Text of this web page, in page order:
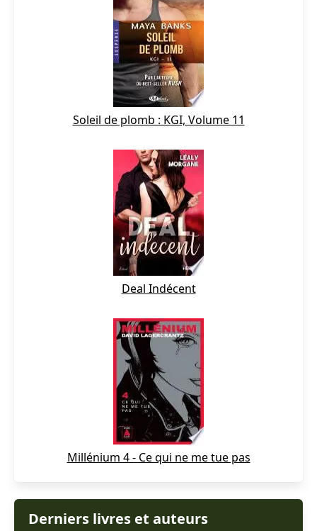
Soleil de plomb : KGI, Volume 11
Deal Indécent
Millénium 4 - Ce qui ne me tue pas
Derniers livres et auteurs